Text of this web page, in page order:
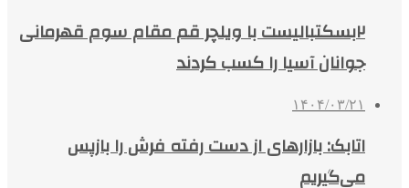
۲بسکتبالیست با ویلچر قم مقام سوم قهرمانی
جوانان آسیا را کسب کردند
۱۴۰۴/۰۳/۲۱
اتابک: بازارهای از دست رفته فرش را بازپس
می‌گیریم